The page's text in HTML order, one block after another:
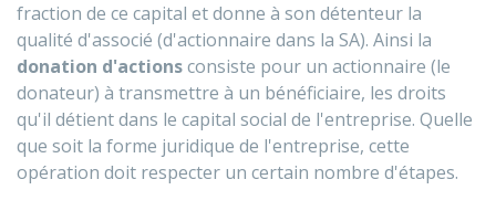
fraction de ce capital et donne à son détenteur la
qualité d'associé (d'actionnaire dans la SA). Ainsi la
donation d'actionsconsiste pour un actionnaire (le
donateur) à transmettre à un bénéficiaire, les droits
qu'il détient dans le capital social de l'entreprise. Quelle
que soit la forme juridique de l'entreprise, cette
opération doit respecter un certain nombre d'étapes.